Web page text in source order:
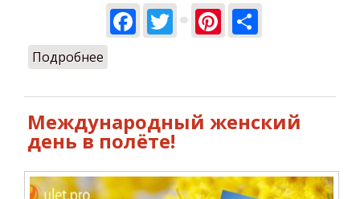
Facebook
TwitterPinterest
Подробнее
Международный женский
день в полёте!